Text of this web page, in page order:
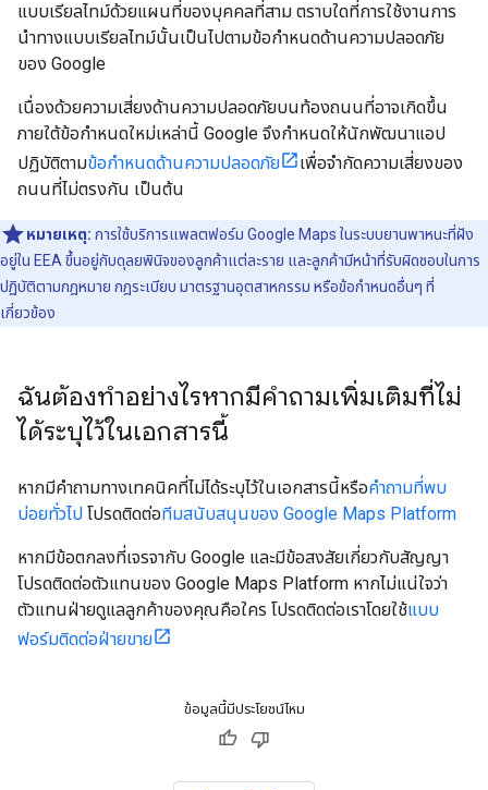
แบบเรียลไทม์ด้วยแผนที่ของบุคคลที่สาม ตราบใดที่การใช้งานการ
นำทางแบบเรียลไทม์นั้นเป็นไปตามข้อกำหนดด้านความปลอดภัย
ของ Google
เนื่องด้วยความเสี่ยงด้านความปลอดภัยบนท้องถนนที่อาจเกิดขึ้น
ภายใต้ข้อกำหนดใหม่เหล่านี้ Google จึงกำหนดให้นักพัฒนาแอป
ปฏิบัติตามข้อกำหนดด้านความปลอดภัย
เพื่อจำกัดความเสี่ยงของ
ถนนที่ไม่ตรงกัน เป็นต้น
หมายเหตุ: การใช้บริการแพลตฟอร์ม Google Maps ในระบบยานพาหนะที่ฝัง
อยู่ใน EEA ขึ้นอยู่กับดุลยพินิจของลูกค้าแต่ละราย และลูกค้ามีหน้าที่รับผิดชอบในการ
ปฏิบัติตามกฎหมาย กฎระเบียบ มาตรฐานอุตสาหกรรม หรือข้อกำหนดอื่นๆ ที่
เกี่ยวข้อง
ฉันต้องทำอย่างไรหากมีคำถามเพิ่มเติมที่ไม่
ได้ระบุไว้ในเอกสารนี้
หากมีคำถามทางเทคนิคที่ไม่ได้ระบุไว้ในเอกสารนี้หรือคำถามที่พบ
บ่อยทั่วไป โปรดติดต่อทีมสนับสนุนของ Google Maps Platform
หากมีข้อตกลงที่เจรจากับ Google และมีข้อสงสัยเกี่ยวกับสัญญา
โปรดติดต่อตัวแทนของ Google Maps Platform หากไม่แน่ใจว่า
ตัวแทนฝ่ายดูแลลูกค้าของคุณคือใคร โปรดติดต่อเราโดยใช้แบบ
ฟอร์มติดต่อฝ่ายขาย
ข้อมูลนี้มีประโยชน์ไหม